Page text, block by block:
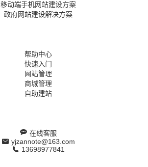
移动端手机网站建设方案
政府网站建设解决方案
帮助中心
快速入门
网站管理
商城管理
自助建站
在线客服
yjzannote@163.com
13698977841